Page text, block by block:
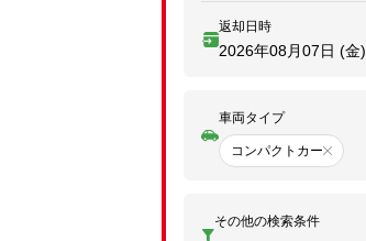
返却日時
2026年08月07日 (金)
車両タイプ
コンパクトカー
その他の検索条件